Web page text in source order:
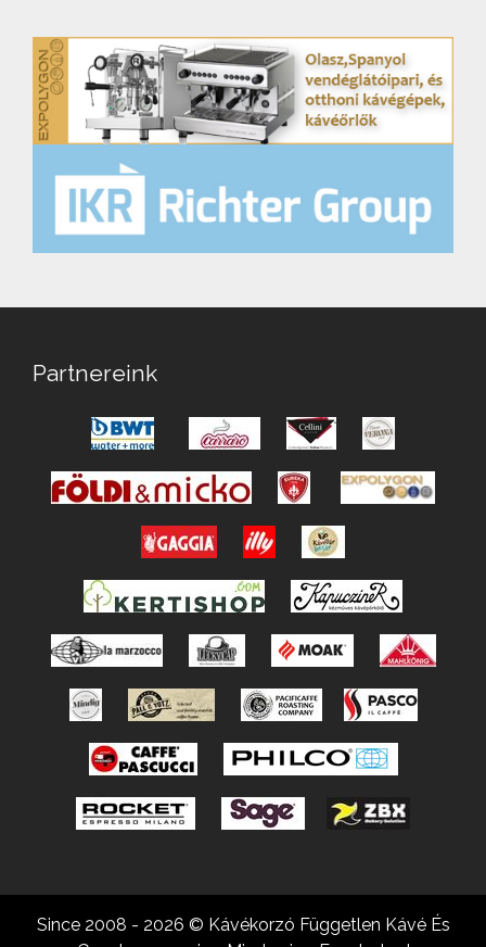
Partnereink
Since 2008 - 2026 © Kávékorzó Független Kávé És